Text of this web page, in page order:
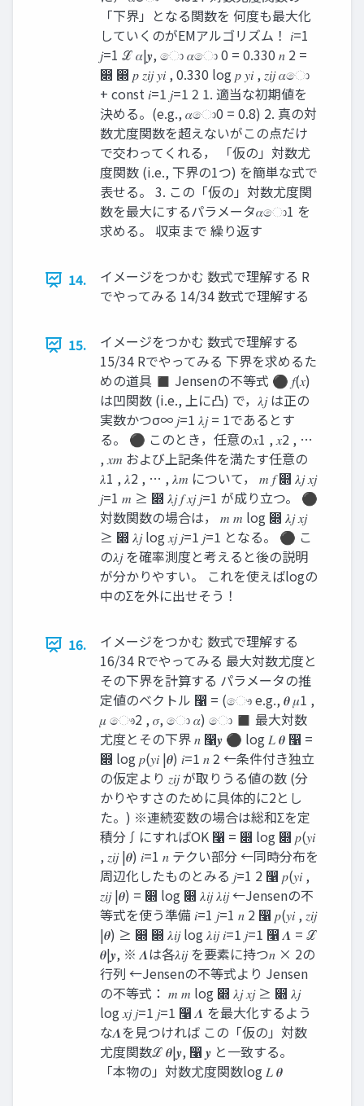
「下界」となる関数を 何度も最大化
していくのがEMアルゴリズム！ 𝑖=1
𝑗=1 ℒ 𝛼|𝒚, ො 𝛼ො 0 = 0.330 𝑛 2 =
෍ ෍ 𝑝 𝑧𝑖𝑗 𝑦𝑖 , 0.330 log 𝑝 𝑦𝑖 , 𝑧𝑖𝑗 𝛼ො
+ const 𝑖=1 𝑗=1 2 1. 適当な初期値を
決める。(e.g., 𝛼ො0 = 0.8) 2. 真の対
数尤度関数を超えないがこの点だけ
で交わってくれる， 「仮の」対数尤
度関数 (i.e., 下界の1つ) を簡単な式で
表せる。 3. この「仮の」対数尤度関
数を最大にするパラメータ𝛼ො1 を
求める。 収束まで 繰り返す
14.
イメージをつかむ 数式で理解する R
でやってみる 14/34 数式で理解する
15.
イメージをつかむ 数式で理解する
15/34 Rでやってみる 下界を求めるた
めの道具 ◼ Jensenの不等式 ⚫ 𝑓(𝑥)
は凹関数 (i.e., 上に凸) で，𝜆𝑗 は正の
実数かつσ∞ 𝑗=1 𝜆𝑗 = 1であるとす
る。 ⚫ このとき，任意の𝑥1 , 𝑥2 , …
, 𝑥𝑚 および上記条件を満たす任意の
𝜆1 , 𝜆2 , … , 𝜆𝑚 について， 𝑚 𝑓 ෍ 𝜆𝑗 𝑥𝑗
𝑗=1 𝑚 ≥ ෍ 𝜆𝑗 𝑓 𝑥𝑗 𝑗=1 が成り立つ。 ⚫
対数関数の場合は， 𝑚 𝑚 log ෍ 𝜆𝑗 𝑥𝑗
≥ ෍ 𝜆𝑗 log 𝑥𝑗 𝑗=1 𝑗=1 となる。 ⚫ こ
の𝜆𝑗 を確率測度と考えると後の説明
が分かりやすい。 これを使えばlogの
中のΣを外に出せそう！
16.
イメージをつかむ 数式で理解する
16/34 Rでやってみる 最大対数尤度と
その下界を計算する パラメータの推
定値のベクトル ෡ = (ෞ e.g., 𝜽 𝜇1 ,
𝜇 ෞ2 , 𝜎, ො 𝛼) ො ◼ 最大対数
尤度とその下界 𝑛 ෡𝒚 ⚫ log 𝐿 𝜽 ෡ =
෍ log 𝑝(𝑦𝑖 |𝜽) 𝑖=1 𝑛 2 ←条件付き独立
の仮定より 𝑧𝑖𝑗 が取りうる値の数 (分
かりやすさのために具体的に2とし
た。) ※連続変数の場合は総和Σを定
積分∫にすればOK ෡ = ෍ log ෍ 𝑝(𝑦𝑖
, 𝑧𝑖𝑗 |𝜽) 𝑖=1 𝑛 テクい部分 ←同時分布を
周辺化したものとみる 𝑗=1 2 ෡ 𝑝(𝑦𝑖 ,
𝑧𝑖𝑗 |𝜽) = ෍ log ෍ 𝜆𝑖𝑗 𝜆𝑖𝑗 ←Jensenの不
等式を使う準備 𝑖=1 𝑗=1 𝑛 2 ෡ 𝑝(𝑦𝑖 , 𝑧𝑖𝑗
|𝜽) ≥ ෍ ෍ 𝜆𝑖𝑗 log 𝜆𝑖𝑗 𝑖=1 𝑗=1 ෡ 𝜦 = ℒ
𝜽|𝒚, ※ 𝜦は各𝜆𝑖𝑗 を要素に持つ𝑛 × 2の
行列 ←Jensenの不等式より Jensen
の不等式： 𝑚 𝑚 log ෍ 𝜆𝑗 𝑥𝑗 ≥ ෍ 𝜆𝑗
log 𝑥𝑗 𝑗=1 𝑗=1 ෡ 𝜦 を最大化するよう
な𝜦を見つければ この「仮の」対数
尤度関数ℒ 𝜽|𝒚, ෡ 𝒚 と一致する。
「本物の」対数尤度関数log 𝐿 𝜽